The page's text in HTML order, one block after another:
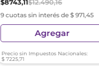
$8743,11$12.490,16
9 cuotas sin interés de $ 971,45
Agregar
Precio sin Impuestos Nacionales:
$ 7225,71